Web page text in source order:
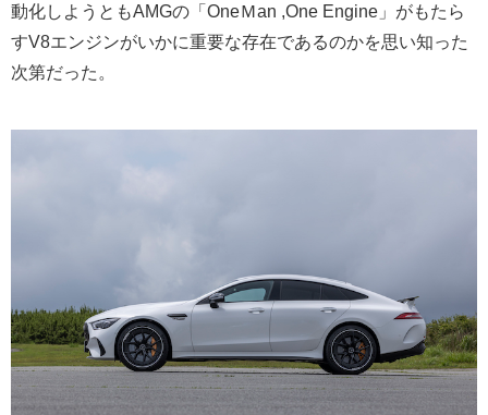
動化しようともAMGの「OneＭan ,One Engine」がもたら
すV8エンジンがいかに重要な存在であるのかを思い知った
次第だった。